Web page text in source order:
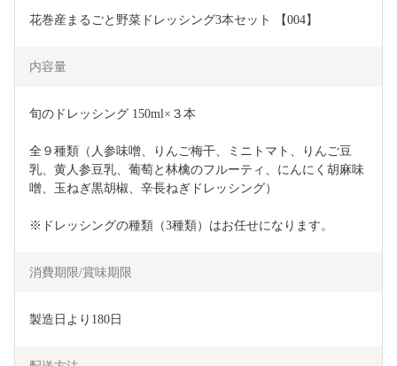
花巻産まるごと野菜ドレッシング3本セット 【004】
内容量
旬のドレッシング 150ml×３本
全９種類（人参味噌、りんご梅干、ミニトマト、りんご豆
乳、黄人参豆乳、葡萄と林檎のフルーティ、にんにく胡麻味
噌、玉ねぎ黒胡椒、辛長ねぎドレッシング）
※ドレッシングの種類（3種類）はお任せになります。
消費期限/賞味期限
製造日より180日